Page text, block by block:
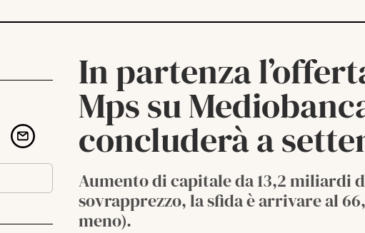
In partenza
Mps su
concluderà a
Aumento di capitale da 13,2 miliardi
sovrapprezzo, la sfida è arrivare al
meno).